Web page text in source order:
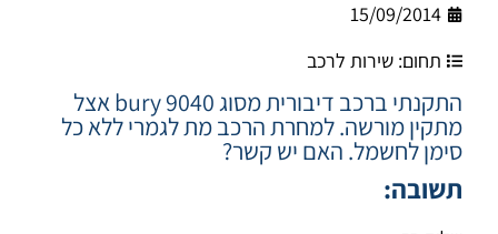
15/09/2014
תחום: שירות לרכב
התקנתי ברכב דיבורית מסוג bury 9040 אצל
מתקין מורשה. למחרת הרכב מת לגמרי ללא כל
סימן לחשמל. האם יש קשר?
תשובה: